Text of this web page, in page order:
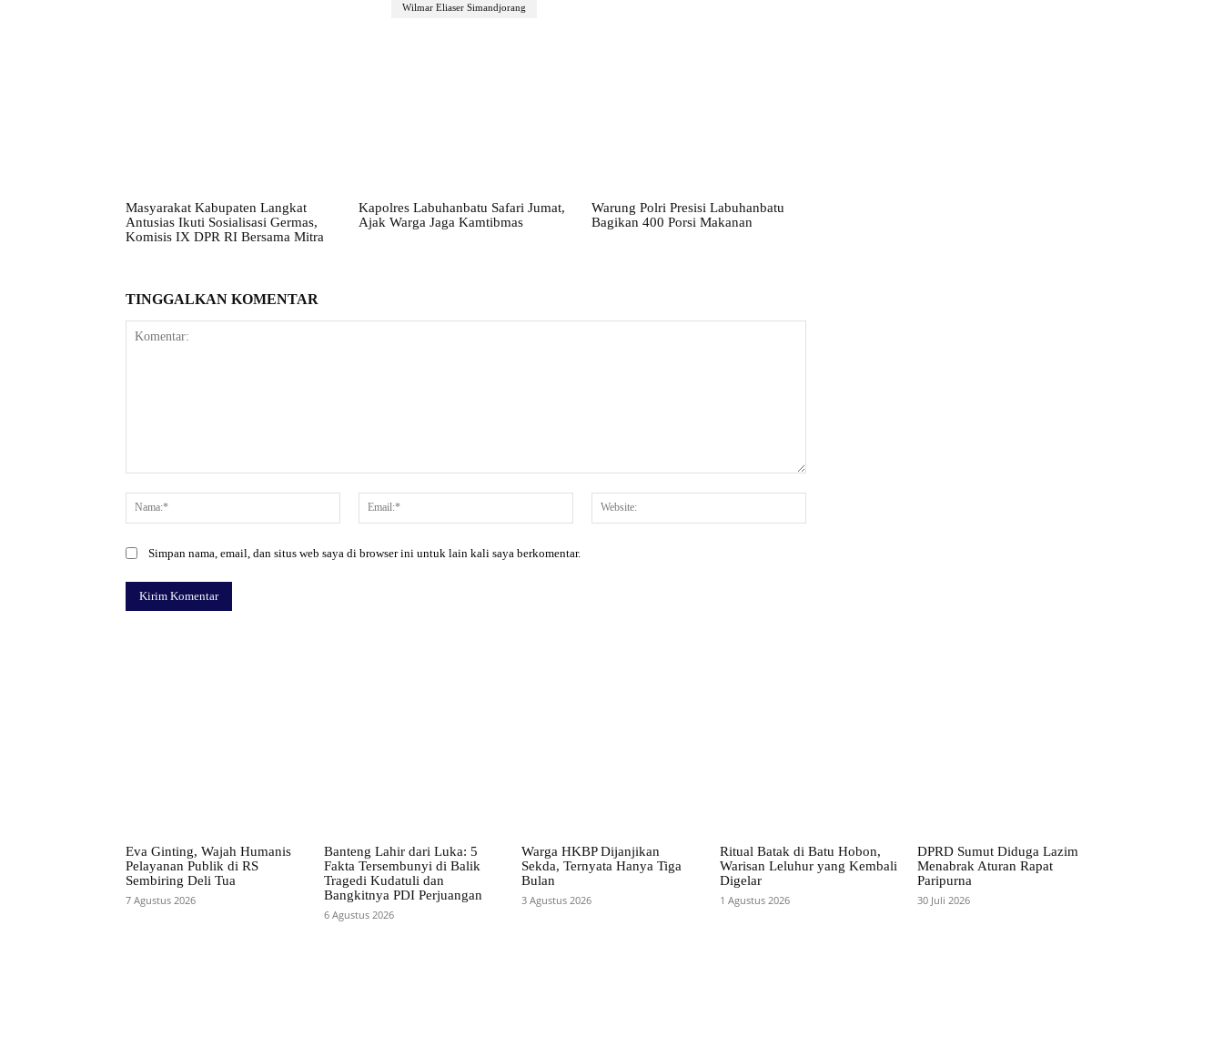
Wilmar Eliaser Simandjorang
Masyarakat Kabupaten Langkat
Antusias Ikuti Sosialisasi Germas,
Komisis IX DPR RI Bersama Mitra
Kapolres Labuhanbatu Safari Jumat,
Ajak Warga Jaga Kamtibmas
Warung Polri Presisi Labuhanbatu
Bagikan 400 Porsi Makanan
TINGGALKAN KOMENTAR
Nama:*
Email:*
Simpan nama, email, dan situs web saya di browser ini untuk lain kali saya berkomentar.
Eva Ginting, Wajah Humanis
Pelayanan Publik di RS
Sembiring Deli Tua
7 Agustus 2026
Banteng Lahir dari Luka: 5
Fakta Tersembunyi di Balik
Tragedi Kudatuli dan
Bangkitnya PDI Perjuangan
6 Agustus 2026
Warga HKBP Dijanjikan
Sekda, Ternyata Hanya Tiga
Bulan
3 Agustus 2026
Ritual Batak di Batu Hobon,
Warisan Leluhur yang Kembali
Digelar
1 Agustus 2026
DPRD Sumut Diduga Lazim
Menabrak Aturan Rapat
Paripurna
30 Juli 2026